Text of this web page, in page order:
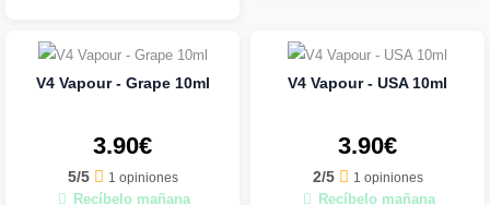
V4 Vapour - Grape 10ml
3.90€
5/5 1 opiniones
Recíbelo mañana
V4 Vapour - USA 10ml
3.90€
2/5 1 opiniones
Recíbelo mañana